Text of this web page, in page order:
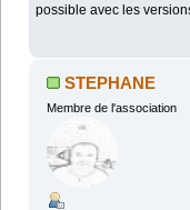
possible avec les
STEPHANE
Membre de l'association